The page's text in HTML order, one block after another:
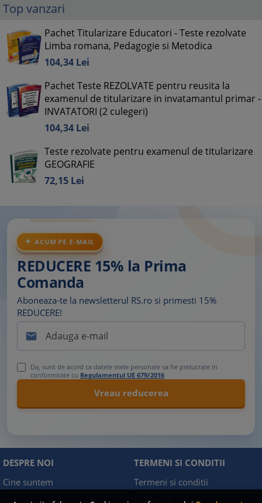
Top vanzari
Pachet Titularizare Educatori - Teste rezolvate
Limba romana, Pedagogie si Metodica
104,34 Lei
Pachet Teste REZOLVATE pentru reusita la
examenul de titularizare in invatamantul primar -
INVATATORI (2 culegeri)
104,34 Lei
Teste rezolvate pentru examenul de titularizare
GEOGRAFIE
72,15 Lei
ACUM PE E-MAIL
REDUCERE 15% la Prima
Comanda
Aboneaza-te la newsletterul RS.ro si primesti 15%
REDUCERE!

Da, sunt de acord ca datele mele personale sa fie prelucrate in
conformitate cu Regulamentul UE 679/2016
DESPRE NOI
Cine suntem
TERMENI SI CONDITII
Termeni si conditii